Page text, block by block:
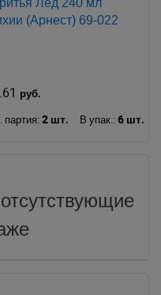
(Арнест) 69-022
руб.
партия: 2 шт. В упак.: 6 шт.